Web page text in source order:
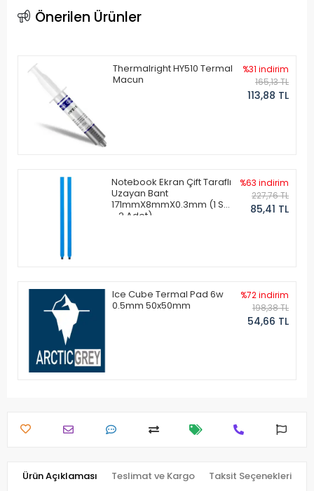
Önerilen Ürünler
Thermalright HY510 Termal
Macun
%31 indirim
165,13 TL
113,88 TL
Notebook Ekran Çift Taraflı
Uzayan Bant
171mmX8mmX0.3mm (1 Set
- 2 Adet)
%63 indirim
227,76 TL
85,41 TL
Ice Cube Termal Pad 6w
0.5mm 50x50mm
%72 indirim
198,38 TL
54,66 TL
Ürün Açıklaması Teslimat ve Kargo Taksit Seçenekleri